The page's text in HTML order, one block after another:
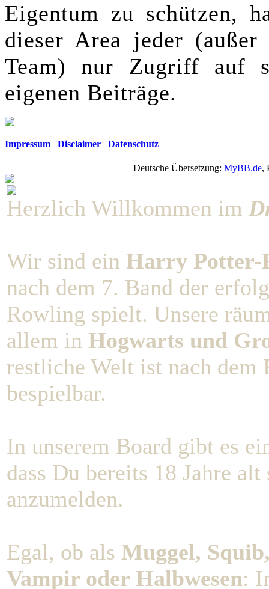
Eigentum zu schützen,
dieser Area jeder (außer
Team) nur Zugriff auf
eigenen Beiträge.
Impressum Disclaimer Datenschutz
Deutsche Übersetzung: MyBB.de,
Herzlich Willkommen im
Wir sind ein Harry Potter-
nach dem 7. Band der
Rowling spielt. Unsere
allem in Hogwarts und
restliche Welt ist nach
bespielbar.
In unserem Board gibt es
dass Du bereits 18 Jahre
anzumelden.
Egal, ob als Muggel,
Vampir oder Halbwesen: